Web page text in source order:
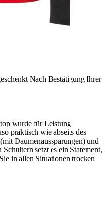
Nach Bestätigung Ihrer
wurde für Leistung
praktisch wie abseits des
Daumenaussparungen) und
setzt es ein Statement,
in allen Situationen trocken